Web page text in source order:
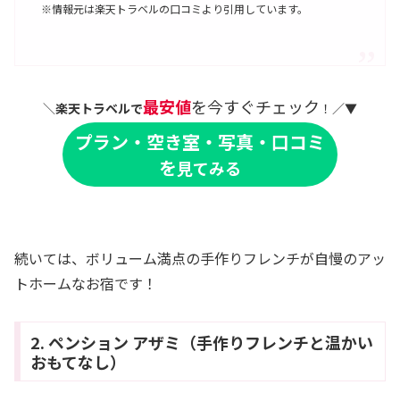
※情報元は楽天トラベルの口コミより引用しています。
＼楽天トラベルで最安値を今すぐチェック ！／▼
プラン・空き室・写真・口コミ
を見てみる
続いては、ボリューム満点の手作りフレンチが自慢のアッ
トホームなお宿です！
2. ペンション アザミ（手作りフレンチと温かい
おもてなし）